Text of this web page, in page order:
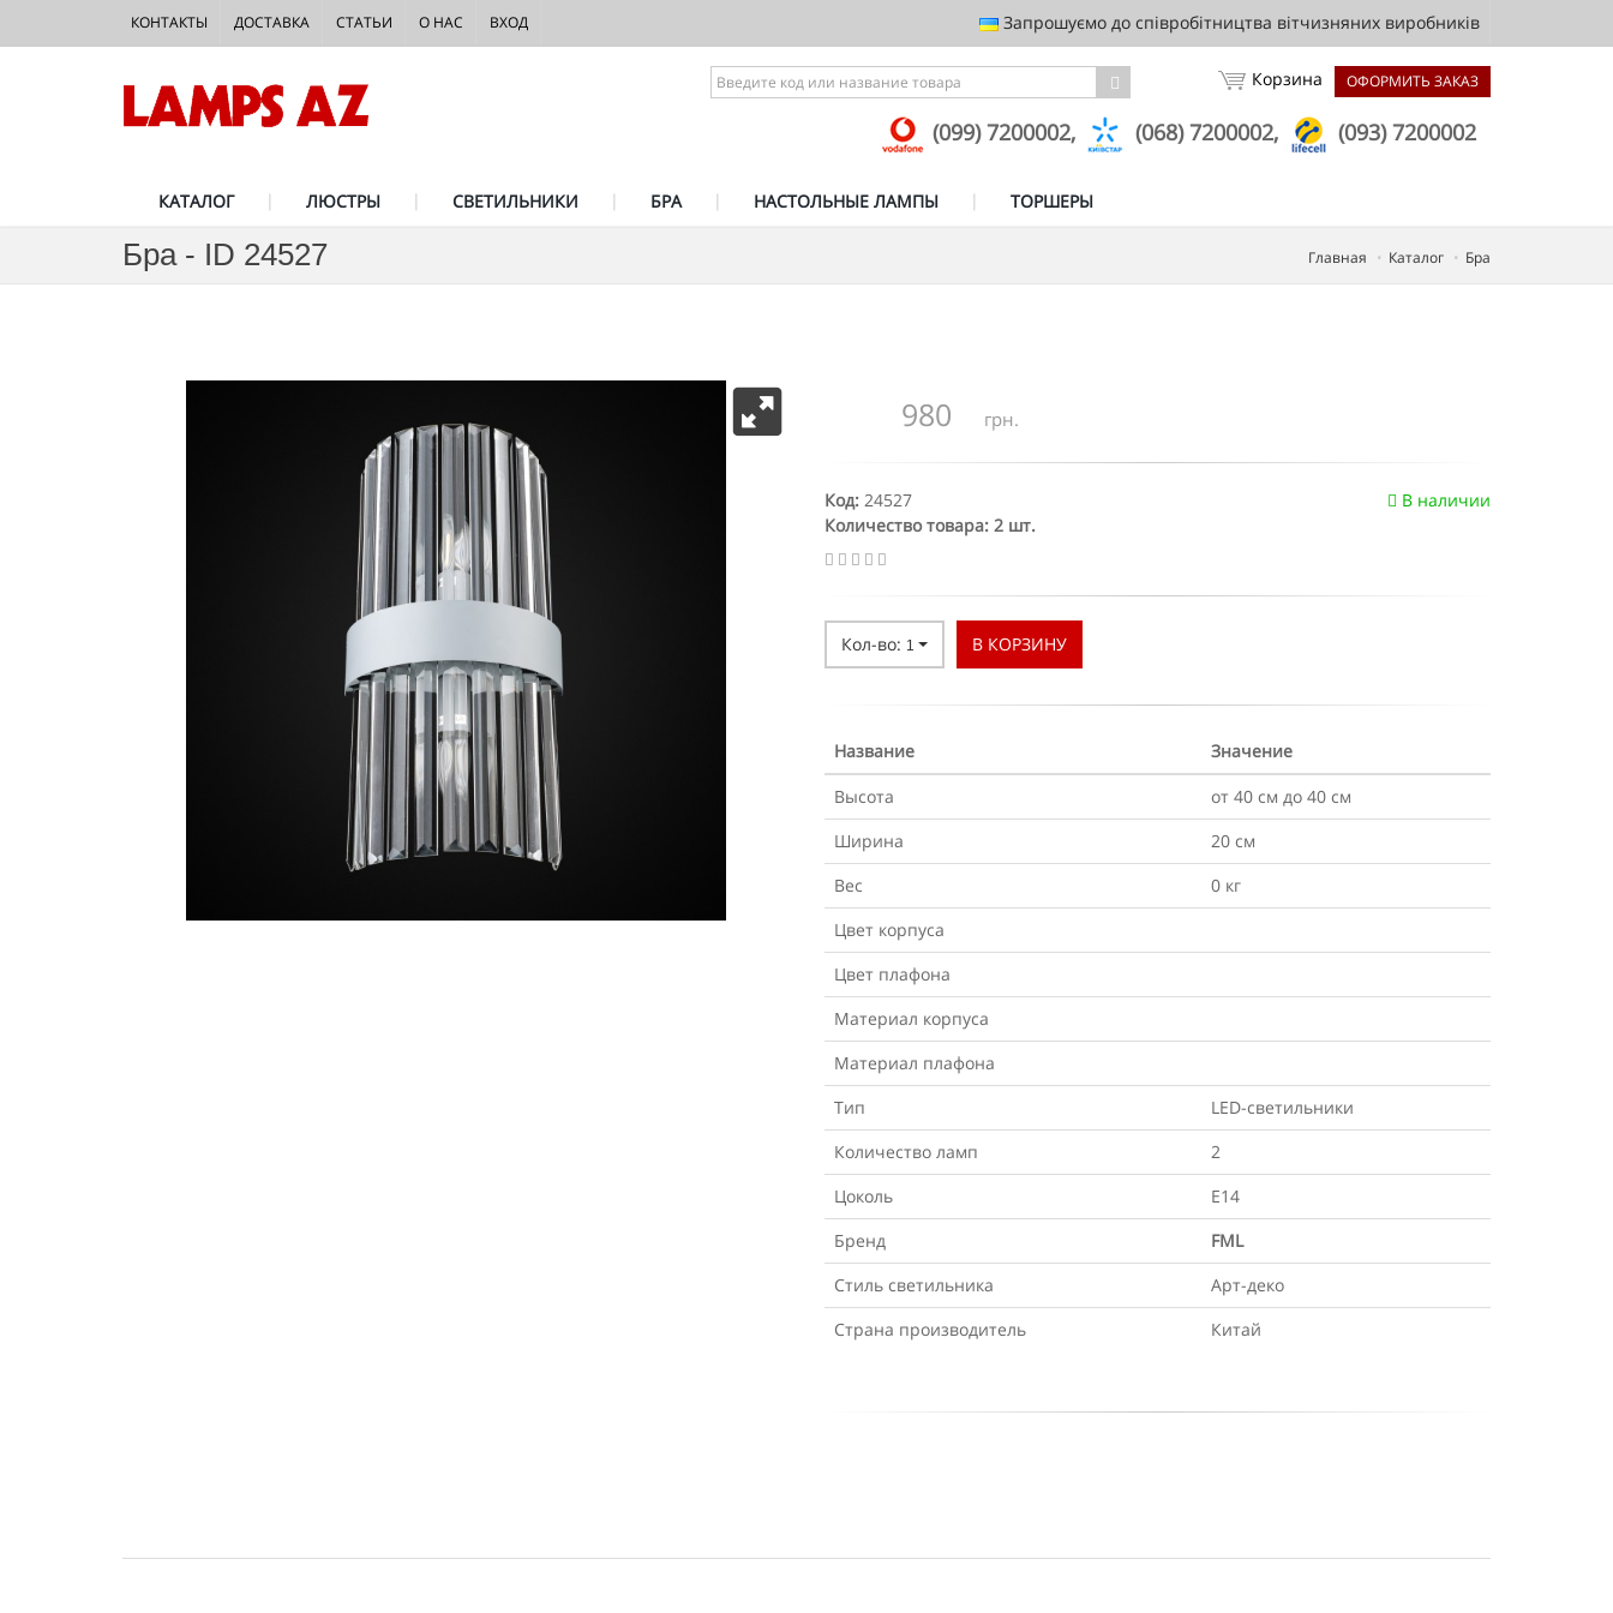
Запрошуємо до співробітництва вітчизняних виробників
КОНТАКТЫ ДОСТАВКА СТАТЬИ О НАС ВХОД
ОФОРМИТЬ ЗАКАЗ
Корзина
(099) 7200002, (068) 7200002, (093) 7200002
КАТАЛОГ ЛЮСТРЫ СВЕТИЛЬНИКИ БРА НАСТОЛЬНЫЕ ЛАМПЫ ТОРШЕРЫ
Бра - ID 24527 Главная Каталог Бра
980 грн.
В наличии
Код: 24527
Количество товара: 2 шт.
Кол-во: 1 В КОРЗИНУ
Название
Значение
Высота
от 40 см до 40 см
Ширина
20 см
Вес
0 кг
Цвет корпуса
Цвет плафона
Материал корпуса
Материал плафона
Тип
LED-светильники
Количество ламп
2
Цоколь
E14
Бренд
FML
Стиль светильника
Арт-деко
Страна производитель
Китай